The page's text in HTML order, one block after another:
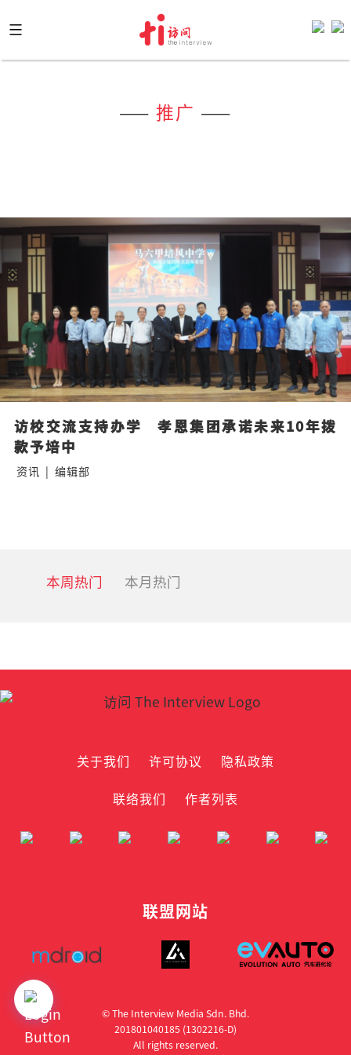
to
content
—— 推广 ——
访校交流支持办学   孝恩集团承诺未来10年拨
款予培中
资讯 | 编辑部
本周热门 本月热门
关于我们 许可协议
隐私政策
联络我们
作者列表
联盟网站
© The Interview Media Sdn. Bhd.
201801040185 (1302216­-D)
All rights reserved.